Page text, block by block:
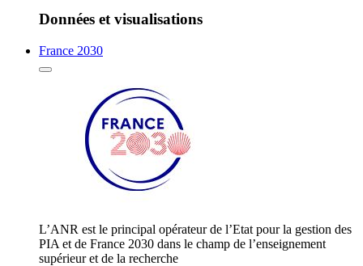
Données et visualisations
France 2030
L’ANR est le principal opérateur de l’Etat pour la gestion des
PIA et de France 2030 dans le champ de l’enseignement
supérieur et de la recherche